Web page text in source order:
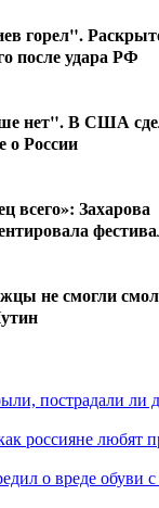
горел".
после удара РФ
нет". В США
о России
всего»: Захарова
не смогли
пострадали ли
россияне любят
о вреде обуви